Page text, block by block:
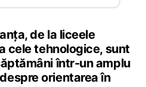
de la liceele
cele tehnologice, sunt
într-un amplu
orientarea în